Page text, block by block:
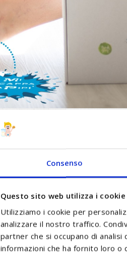
Consenso
Questo sito web utilizza i cookie
Utilizziamo i cookie per
analizzare il nostro traffico.
partner che si occupano di
informazioni che ha fornito loro o